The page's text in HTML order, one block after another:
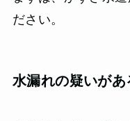
ださい。
水漏れの疑いがあ